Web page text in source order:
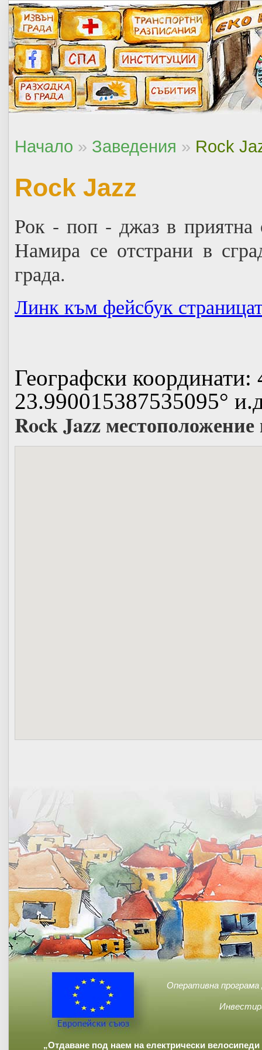
Начало » Заведения » Rock
Rock Jazz
Рок - поп - джаз в приятна
Намира се отстрани в
града.
Линк към фейсбук
Географски
23.990015387535095°
Rock Jazz
Оперативна програма
„Отдаване под наем на електрически